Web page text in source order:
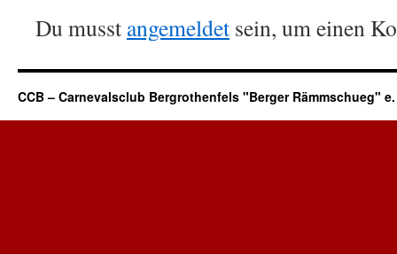
Du musst angemeldet sein, um einen
CCB – Carnevalsclub Bergrothenfels "Berger Rämmschueg" e.